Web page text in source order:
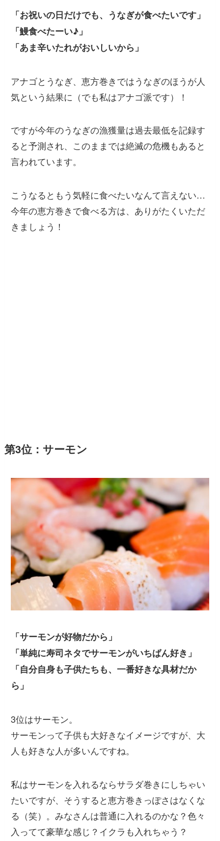
「お祝いの日だけでも、うなぎが食べたいです」
「鰻食べたーい♪」
「あま辛いたれがおいしいから」
アナゴとうなぎ、恵方巻きではうなぎのほうが人
気という結果に（でも私はアナゴ派です）！
ですが今年のうなぎの漁獲量は過去最低を記録す
ると予測され、このままでは絶滅の危機もあると
言われています。
こうなるともう気軽に食べたいなんて言えない…
今年の恵方巻きで食べる方は、ありがたくいただ
きましょう！
第3位：サーモン
「サーモンが好物だから」
「単純に寿司ネタでサーモンがいちばん好き」
「自分自身も子供たちも、一番好きな具材だか
ら」
3位はサーモン。
サーモンって子供も大好きなイメージですが、大
人も好きな人が多いんですね。
私はサーモンを入れるならサラダ巻きにしちゃい
たいですが、そうすると恵方巻きっぽさはなくな
る（笑）。みなさんは普通に入れるのかな？色々
入ってて豪華な感じ？イクラも入れちゃう？